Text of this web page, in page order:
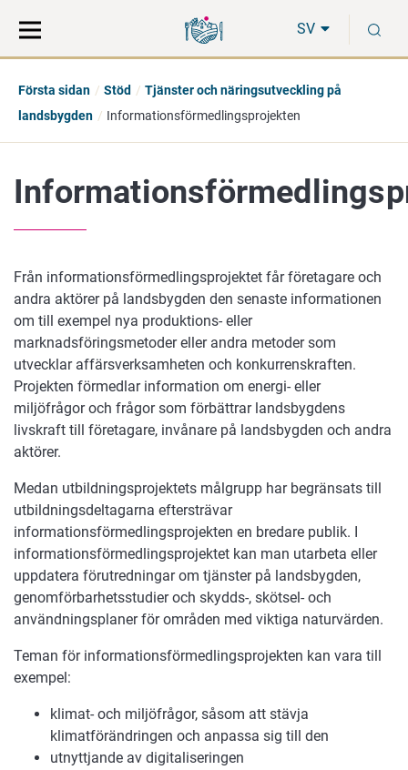
direkt
till
på
hela
SV
Första sidan Stöd
Tjänster och näringsutveckling på
landsbygden
Informationsförmedlingsprojekten
Från informationsförmedlingsprojektet får företagare och
andra aktörer på landsbygden den senaste informationen
om till exempel nya produktions- eller
marknadsföringsmetoder eller andra metoder som
utvecklar affärsverksamheten och konkurrenskraften.
Projekten förmedlar information om energi- eller
miljöfrågor och frågor som förbättrar landsbygdens
livskraft till företagare, invånare på landsbygden och andra
aktörer.
Medan utbildningsprojektets målgrupp har begränsats till
utbildningsdeltagarna eftersträvar
informationsförmedlingsprojekten en bredare publik. I
informationsförmedlingsprojektet kan man utarbeta eller
uppdatera förutredningar om tjänster på landsbygden,
genomförbarhetsstudier och skydds-, skötsel- och
användningsplaner för områden med viktiga naturvärden.
Teman för informationsförmedlingsprojekten kan vara till
exempel:
klimat- och miljöfrågor, såsom att stävja
klimatförändringen och anpassa sig till den
utnyttjande av digitaliseringen